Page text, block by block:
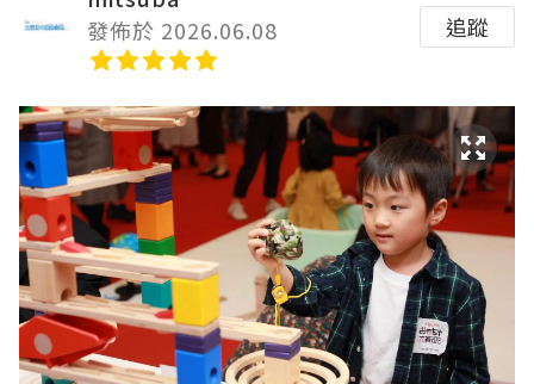
發佈於 2026.06.08
追蹤